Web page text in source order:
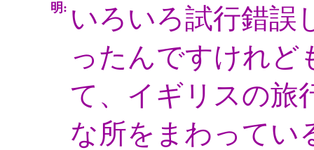
明: いろいろ試行錯誤
ったんですけれど
て、イギリスの旅
な所をまわってい